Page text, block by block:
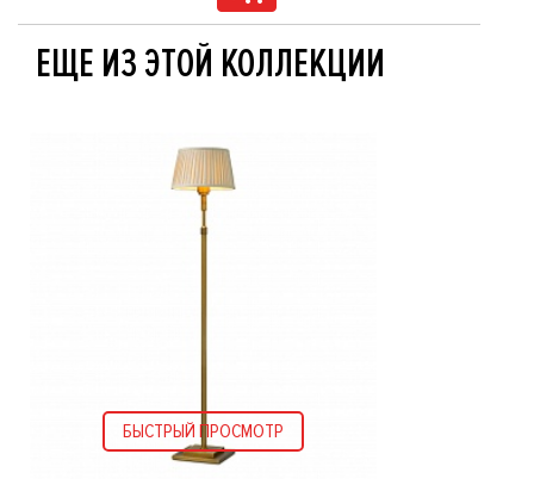
ЕЩЕ ИЗ ЭТОЙ КОЛЛЕКЦИИ
БЫСТРЫЙ ПРОСМОТР